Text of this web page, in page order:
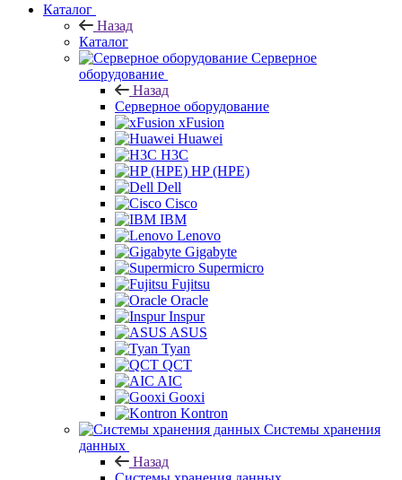
Каталог
Назад
Каталог
Серверное
оборудование
Назад
Серверное оборудование
xFusion
Huawei
H3C
HP (HPE)
Dell
Cisco
IBM
Lenovo
Gigabyte
Supermicro
Fujitsu
Oracle
Inspur
ASUS
Tyan
QCT
AIC
Gooxi
Kontron
Системы хранения
данных
Назад